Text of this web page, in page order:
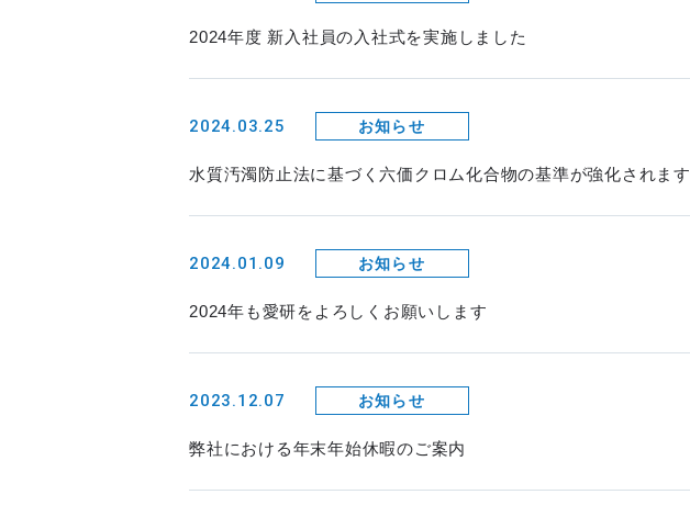
2024年度 新入社員の入社式を実施しました
2024.03.25 お知らせ
水質汚濁防止法に基づく六価クロム化合物の基準が強化されます
2024.01.09 お知らせ
2024年も愛研をよろしくお願いします
2023.12.07 お知らせ
弊社における年末年始休暇のご案内